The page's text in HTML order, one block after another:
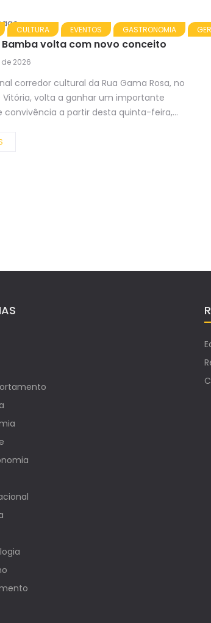
CULTURA EVENTOS GASTRONOMIA
Bamba volta com novo conceito
2026
corredor cultural da Rua Gama Rosa, no
Vitória, volta a ganhar um importante
convivência a partir desta quinta-feira,...